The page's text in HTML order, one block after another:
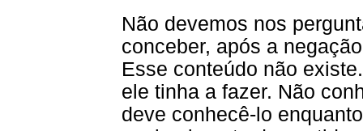
Não devemos nos
conceber, após a
Esse conteúdo não
ele tinha a fazer. Não
deve conhecê-lo